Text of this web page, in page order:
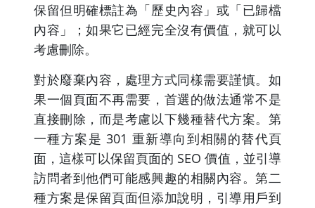
保留但明確標註為「歷史內容」或「已歸檔
內容」；如果它已經完全沒有價值，就可以
考慮刪除。
對於廢棄內容，處理方式同樣需要謹慎。如
果一個頁面不再需要，首選的做法通常不是
直接刪除，而是考慮以下幾種替代方案。第
一種方案是 301 重新導向到相關的替代頁
面，這樣可以保留頁面的 SEO 價值，並引導
訪問者到他們可能感興趣的相關內容。第二
種方案是保留頁面但添加說明，引導用戶到